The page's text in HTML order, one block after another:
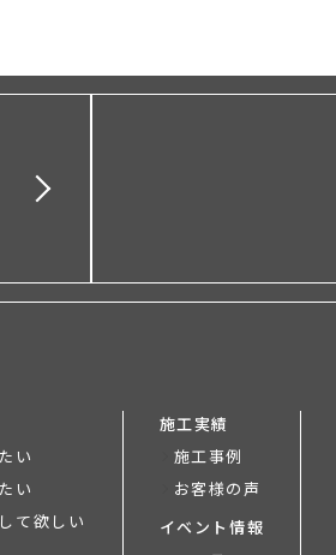
い
い
て欲しい
施工実績
施工事例
お客様の声
イベント情報